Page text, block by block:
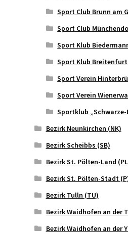
Sport Club Brunn am
Sport Club
Sport Klub
Sport Klub Breitenfurt
Sport Verein
Sport Verein
Sportklub
Bezirk Neunkirchen (NK)
Bezirk Scheibbs (SB)
Bezirk St. Pölten-Land
Bezirk St. Pölten-Stadt
Bezirk Tulln (TU)
Bezirk Waidhofen an der
Bezirk Waidhofen an der